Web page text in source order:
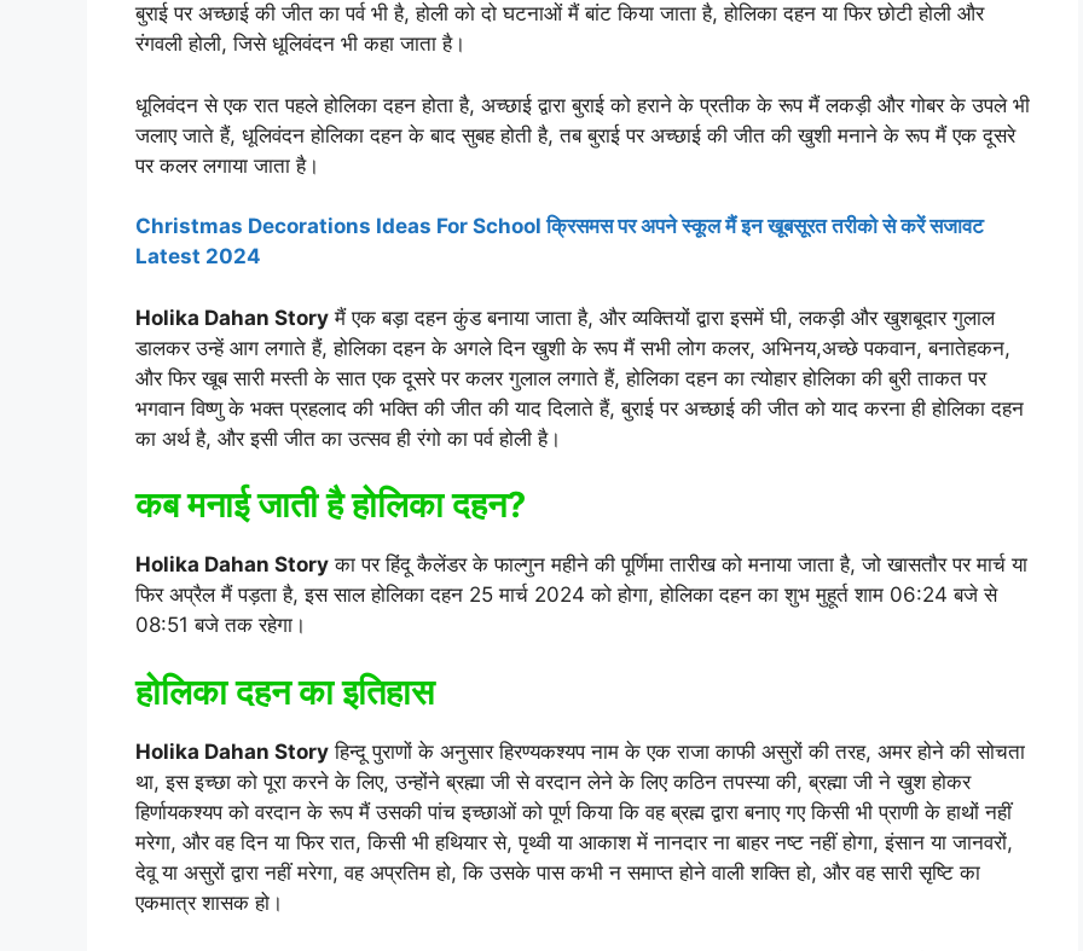
बुराई पर अच्छाई की जीत का पर्व भी है, होली को दो घटनाओं मैं बांट किया जाता है, होलिका दहन या फिर छोटी होली और
रंगवली होली, जिसे धूलिवंदन भी कहा जाता है।
धूलिवंदन से एक रात पहले होलिका दहन होता है, अच्छाई द्वारा बुराई को हराने के प्रतीक के रूप मैं लकड़ी और गोबर के उपले भी
जलाए जाते हैं, धूलिवंदन होलिका दहन के बाद सुबह होती है, तब बुराई पर अच्छाई की जीत की खुशी मनाने के रूप मैं एक दूसरे
पर कलर लगाया जाता है।
Christmas Decorations Ideas For School क्रिसमस पर अपने स्कूल मैं इन खूबसूरत तरीको से करें सजावट
Latest 2024
Holika Dahan Story मैं एक बड़ा दहन कुंड बनाया जाता है, और व्यक्तियों द्वारा इसमें घी, लकड़ी और खुशबूदार गुलाल
डालकर उन्हें आग लगाते हैं, होलिका दहन के अगले दिन खुशी के रूप मैं सभी लोग कलर, अभिनय,अच्छे पकवान, बनातेहकन,
और फिर खूब सारी मस्ती के सात एक दूसरे पर कलर गुलाल लगाते हैं, होलिका दहन का त्योहार होलिका की बुरी ताकत पर
भगवान विष्णु के भक्त प्रहलाद की भक्ति की जीत की याद दिलाते हैं, बुराई पर अच्छाई की जीत को याद करना ही होलिका दहन
का अर्थ है, और इसी जीत का उत्सव ही रंगो का पर्व होली है।
कब मनाई जाती है होलिका दहन?
Holika Dahan Story का पर हिंदू कैलेंडर के फाल्गुन महीने की पूर्णिमा तारीख को मनाया जाता है, जो खासतौर पर मार्च या
फिर अप्रैल मैं पड़ता है, इस साल होलिका दहन 25 मार्च 2024 को होगा, होलिका दहन का शुभ मुहूर्त शाम 06:24 बजे से
08:51 बजे तक रहेगा।
होलिका दहन का इतिहास
Holika Dahan Story हिन्दू पुराणों के अनुसार हिरण्यकश्यप नाम के एक राजा काफी असुरों की तरह, अमर होने की सोचता
था, इस इच्छा को पूरा करने के लिए, उन्होंने ब्रह्मा जी से वरदान लेने के लिए कठिन तपस्या की, ब्रह्मा जी ने खुश होकर
हिर्णायकश्यप को वरदान के रूप मैं उसकी पांच इच्छाओं को पूर्ण किया कि वह ब्रह्म द्वारा बनाए गए किसी भी प्राणी के हाथों नहीं
मरेगा, और वह दिन या फिर रात, किसी भी हथियार से, पृथ्वी या आकाश में नानदार ना बाहर नष्ट नहीं होगा, इंसान या जानवरों,
देवू या असुरों द्वारा नहीं मरेगा, वह अप्रतिम हो, कि उसके पास कभी न समाप्त होने वाली शक्ति हो, और वह सारी सृष्टि का
एकमात्र शासक हो।